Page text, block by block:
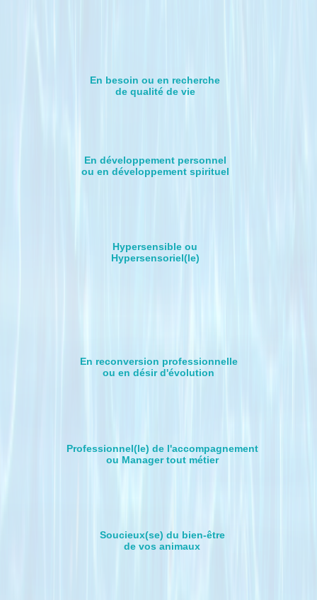
En besoin ou en recherche
de qualité de vie
En développement personnel
ou en développement spirituel
Hypersensible ou
Hypersensoriel(le)
En reconversion professionnelle
ou en désir d'évolution
Professionnel(le) de l'accompagnement
ou Manager tout métier
Soucieux(se) du bien-être
de vos animaux